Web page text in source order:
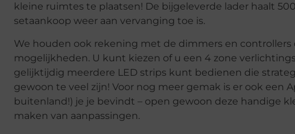
kleine ruimtes te plaatsen! De bijgeleverde lader haalt
setaankoop weer aan vervanging toe is.
We houden ook rekening met de dimmers en controllers
mogelijkheden. U kunt kiezen of u een 4 zone
gelijktijdig meerdere LED strips kunt bedienen die
gewoon te veel zijn! Voor nog meer gemak is er ook een
buitenland!) je je bevindt – open gewoon deze handige
maken van aanpassingen.